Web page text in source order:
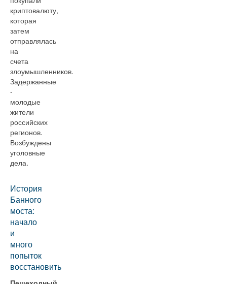
криптовалюту,
которая
затем
отправлялась
на
счета
злоумышленников.
Задержанные
-
молодые
жители
российских
регионов.
Возбуждены
уголовные
дела.
История
Банного
моста:
начало
и
много
попыток
восстановить